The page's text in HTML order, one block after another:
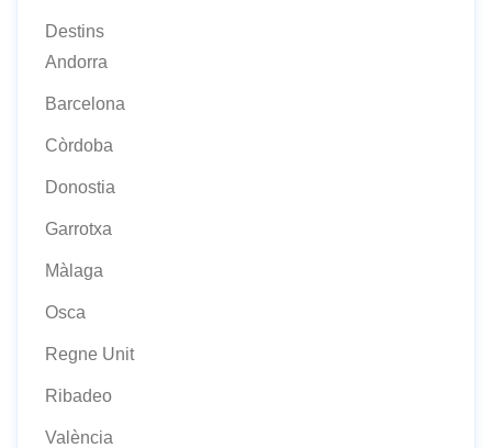
Destins
Andorra
Barcelona
Còrdoba
Donostia
Garrotxa
Màlaga
Osca
Regne Unit
Ribadeo
València